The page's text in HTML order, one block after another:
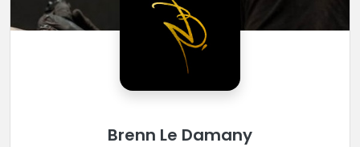
Brenn Le Damany